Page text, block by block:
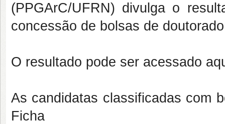
(PPGArC/UFRN) divulga o
concessão de bolsas de
O resultado pode ser acessado
As candidatas classificadas com
Ficha